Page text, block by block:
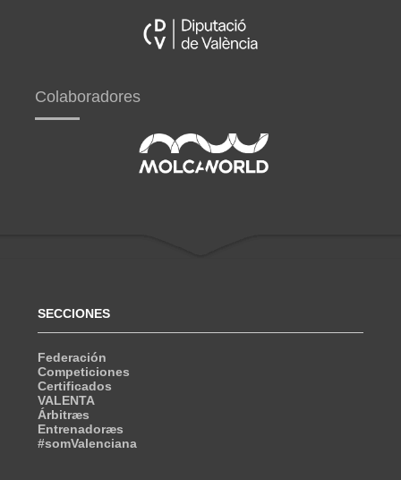
Colaboradores
SECCIONES
Federación
Competiciones
Certificados
VALENTA
Árbitræs
Entrenadoræs
#somValenciana